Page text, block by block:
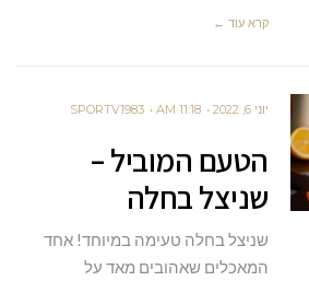
קרא עוד ←
יוני 6, 2022 11:18 AM
SPORTV1983
הטעם המוביל –
שניצל בחלה
שניצל בחלה טעימה במיוחד! אחד
המאכלים שאהובים מאד על